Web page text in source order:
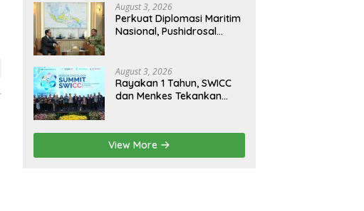
August 3, 2026
Perkuat Diplomasi Maritim
Nasional, Pushidrosal
August 3, 2026
Rayakan 1 Tahun, SWICC
dan Menkes Tekankan
Lebih Optimal
View More